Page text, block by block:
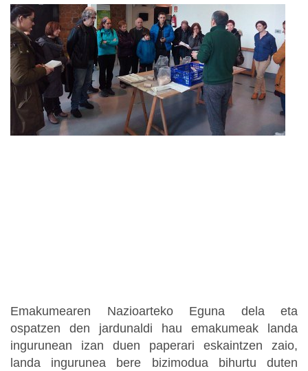
Emakumearen Nazioarteko Eguna dela eta
ospatzen den jardunaldi hau emakumeak landa
ingurunean izan duen paperari eskaintzen zaio,
landa ingurunea bere bizimodua bihurtu duten